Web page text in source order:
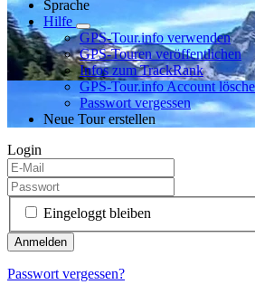
Sprache
Hilfe
GPS-Tour.info verwenden
GPS-Touren veröffentlichen
Infos zum TrackRank
GPS-Tour.info Account
Passwort vergessen
Neue Tour erstellen
Login
Eingeloggt bleiben
Passwort vergessen?